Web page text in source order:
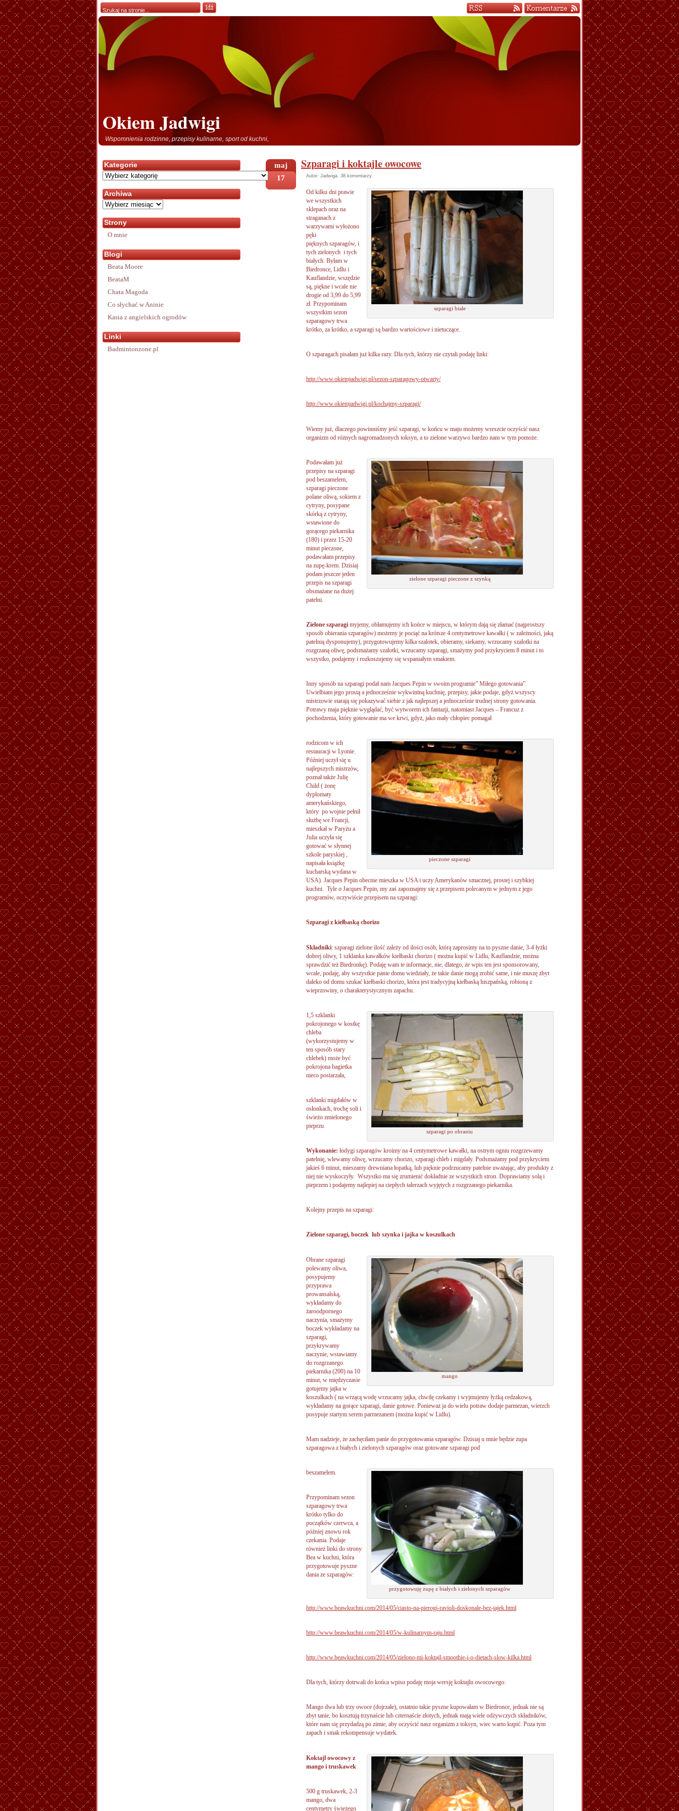
Okiem Jadwigi
Wspomnienia rodzinne, przepisy kulinarne, sport od kuchni,
maj
17
Szparagi i koktajle owocowe
Autor: Jadwiga. 38 komentarzy.
szparagi białe
Od kilku dni prawie
we wszystkich
sklepach oraz na
straganach z
warzywami wyłożono
pęki
pięknych szparagów, i
tych zielonych i tych
białych. Byłam w
Biedronce, Lidlu i
Kauflandzie, wszędzie
są, piękne i wcale nie
drogie od 3,99 do 5,99
zł. Przypominam
wszystkim sezon
szparagowy trwa
krótko, za krótko, a szparagi są bardzo wartościowe i nietuczące.
O szparagach pisałam już kilka razy. Dla tych, którzy nie czytali podaję linki:
http://www.okiemjadwigi.pl/sezon-szparagowy-otwarty/
http://www.okiemjadwigi.pl/kochajmy-szparagi/
Wiemy już, dlaczego powinniśmy jeść szparagi, w końcu w maju możemy wreszcie oczyścić nasz
organizm od różnych nagromadzonych toksyn, a to zielone warzywo bardzo nam w tym pomoże.
zielone szparagi pieczone z szynką
Podawałam już
przepisy na szparagi
pod beszamelem,
szparagi pieczone
polane oliwą, sokiem z
cytryny, posypane
skórką z cytryny,
wstawione do
gorącego piekarnika
(180) i przez 15-20
minut pieczone,
podawałam przepisy
na zupę-krem. Dzisiaj
podam jeszcze jeden
przepis na szparagi
obsmażane na dużej
patelni.
Zielone szparagi myjemy, obłamujemy ich końce w miejscu, w którym dają się złamać (najprostszy
sposób obierania szparagów) możemy je pociąć na krótsze 4 centymetrowe kawałki ( w zależności, jaką
patelnią dysponujemy), przygotowujemy kilka szalotek, obieramy, siekamy, wrzucamy szalotki na
rozgrzaną oliwę, podsmażamy szalotki, wrzucamy szparagi, smażymy pod przykryciem 8 minut i to
wszystko, podajemy i rozkoszujemy się wspaniałym smakiem.
Inny sposób na szparagi podał nam Jacques Pepin w swoim programie” Miłego gotowania”.
Uwielbiam jego prostą a jednocześnie wykwintną kuchnię, przepisy, jakie podaje, gdyż wszyscy
mistrzowie starają się pokazywać siebie z jak najlepszej a jednocześnie trudnej strony gotowania.
Potrawy maja pięknie wyglądać, być wytworem ich fantazji, natomiast Jacques – Francuz z
pochodzenia, który gotowanie ma we krwi, gdyż, jako mały chłopiec pomagał
pieczone szparagi
rodzicom w ich
restauracji w Lyonie.
Później uczył się u
najlepszych mistrzów,
poznał także Julię
Child ( żonę
dyplomaty
amerykańskiego,
który po wojnie pełnił
służbę we Francji,
mieszkał w Paryżu a
Julia uczyła się
gotować w słynnej
szkole paryskiej ,
napisała książkę
kucharską wydana w
USA). Jacques Pepin obecnie mieszka w USA i uczy Amerykanów smacznej, prostej i szybkiej
kuchni. Tyle o Jacques Pepin, my zaś zapoznajmy się z przepisem polecanym w jednym z jego
programów, oczywiście przepisem na szparagi:
Szparagi z kiełbaską chorizo
Składniki: szparagi zielone ilość zależy od ilości osób, którą zaprosimy na to pyszne danie, 3-4 łyżki
dobrej oliwy, 1 szklanka kawałków kiełbaski chorizo ( można kupić w Lidlu, Kauflandzie, można
sprawdzić też Biedronkę). Podaję wam te informacje, nie, dlatego, że wpis ten jest sponsorowany,
wcale, podaję, aby wszystkie panie domu wiedziały, że takie danie mogą zrobić same, i nie muszę zbyt
daleko od domu szukać kiełbaski chorizo, która jest tradycyjną kiełbaską hiszpańską, robioną z
wieprzowiny, o charakterystycznym zapachu.
szparagi po obraniu
1,5 szklanki
pokrojonego w kostkę
chleba
(wykorzystujemy w
ten sposób stary
chlebek) może być
pokrojona bagietka
nieco postarzała,
szklanki migdałów w
osłonkach, trochę soli i
świeżo zmielonego
pieprzu
Wykonanie: łodygi szparagów kroimy na 4 centymetrowe kawałki, na ostrym ogniu rozgrzewamy
patelnię, wlewamy oliwę, wrzucamy chorizo, szparagi chleb i migdały. Podsmażamy pod przykryciem
jakieś 6 minut, mieszamy drewniana łopatką, lub pięknie podrzucamy patelnie uważając, aby produkty z
niej nie wyskoczyły. Wszystko ma się zrumienić dokładnie ze wszystkich stron. Doprawiamy solą i
pieprzem i podajemy najlepiej na ciepłych talerzach wyjętych z rozgrzanego piekarnika.
Kolejny przepis na szparagi:
Zielone szparagi, boczek lub szynka i jajka w koszulkach
mango
Obrane szparagi
polewamy oliwa,
posypujemy
przyprawa
prowansalską,
wykładamy do
żaroodpornego
naczynia, smażymy
boczek wykładamy na
szparagi,
przykrywamy
naczynie, wstawiamy
do rozgrzanego
piekarnika (200) na 10
minut, w międzyczasie
gotujemy jajka w
koszulkach ( na wrzącą wodę wrzucamy jajka, chwilę czekamy i wyjmujemy łyżką cedzakową,
wykładamy na gorące szparagi, danie gotowe. Ponieważ ja do wielu potraw dodaje parmezan, wierzch
posypuje startym serem parmezanem (można kupić w Lidlu).
Mam nadzieje, że zachęciłam panie do przygotowania szparagów. Dzisiaj u mnie będzie zupa
szparagowa z białych i zielonych szparagów oraz gotowane szparagi pod
przygotowuję zupę z białych i zielonych szparagów
beszamelem.
Przypominam sezon
szparagowy trwa
krótko tylko do
początków czerwca, a
później znowu rok
czekania. Podaje
również linki do strony
Bea w kuchni, która
przygotowuje pyszne
dania ze szparagów:
http://www.beawkuchni.com/2014/05/ciasto-na-pierogi-ravioli-doskonale-bez-jajek.html
http://www.beawkuchni.com/2014/05/w-kulinarnym-raju.html
http://www.beawkuchni.com/2014/05/zielono-mi-koktajl-smoothie-i-o-dietach-slow-kilka.html
Dla tych, którzy dotrwali do końca wpisu podaję moja wersję koktajlu owocowego:
Mango dwa lub trzy owoce (dojrzałe), ostatnio takie pyszne kupowałam w Biedronce, jednak nie są
zbyt tanie, bo kosztują trzynaście lub czternaście złotych, jednak mają wiele odżywczych składników,
które nam się przydadzą po zimie, aby oczyścić nasz organizm z toksyn, wiec warto kupić. Poza tym
zapach i smak rekompensuje wydatek.
Koktajl owocowy z
mango i truskawek
500 g truskawek, 2-3
mango, dwa
centymetry świeżego
Kategorie
Kategorie
Archiwa
Archiwa
Strony
O mnie
Blogi
Beata Moore
BeataM
Chata Magoda
Co słychać w Aninie
Kasia z angielskich ogrodów
Linki
Badmintonzone.pl